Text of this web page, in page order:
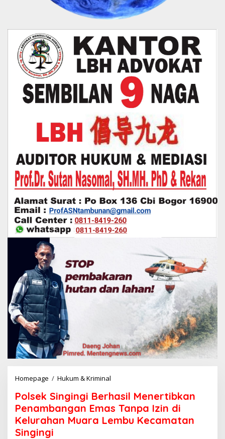
Homepage / Hukum & Kriminal
l
s
e
k
Polsek Singingi Berhasil Menertibkan
Penambangan Emas Tanpa Izin di
Kelurahan Muara Lembu Kecamatan
Singingi